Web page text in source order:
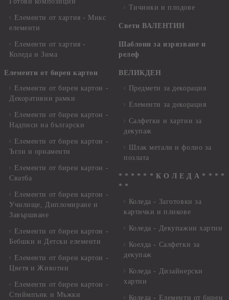
Елементи от хартия - Микс
елементи
Елементи от хартия -
Коледа и Зима
Елементи от бирен картон
Елементи от бирен картон -
Декоративни рамки
Елементи от бирен картон -
Надписи на български
Елементи от бирен картон -
Ъгли и орнаменти
Елементи от бирен картон -
Сватба
Елементи от бирен картон -
Училище, Дипломиране и
Завършване
Елементи от бирен картон -
Бебшки и Детски елементи
Елементи от бирен картон -
Цветя и Животни
Елементи от бирен картон -
Стиймпънк и Мъжки
Тичинки и плодове
Свети ВАЛЕНТИН
Шаблони за изрязване и
релеф
ВЕЛИКДЕН
Предмети за декорация
Елементи за декорация
Салфетки и хартии за
декупаж
Шлак метали и фолио за
позлата
* * * * * * К О Л Е Д А * * * *
* *
Коледа - Заготовки за
картички и пликове
Коледа - Декупажни хартии
Коелда - Салфетки за
декупаж
Коледа - Дизайнерски
хартии
Коледа - Eлементи от бирен